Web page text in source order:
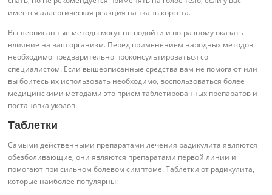
имеется аллергическая реакция на ткань корсета.
Вышеописанные методы могут не подойти и по-разному оказать
влияние на ваш организм. Перед применением народных методов
необходимо предварительно проконсультироваться со
специалистом. Если вышеописанные средства вам не помогают или
вы боитесь их использовать необходимо, воспользоваться более
медицинскими методами это прием таблетированных препаратов и
постановка уколов.
Таблетки
Самыми действенными препаратами лечения радикулита являются
обезболивающие, они являются препаратами первой линии и
помогают при сильном болевом симптоме. Таблетки от радикулита,
которые наиболее популярны: